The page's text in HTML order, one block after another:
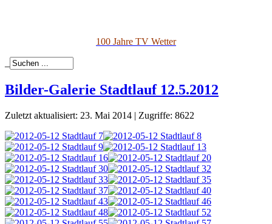
100 Jahre TV Wetter
Bilder-Galerie Stadtlauf 12.5.2012
Zuletzt aktualisiert: 23. Mai 2014 | Zugriffe: 8622